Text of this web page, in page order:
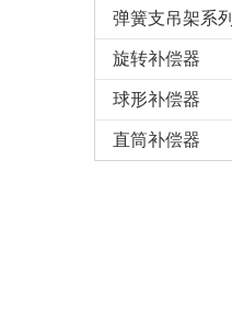
弹簧支吊架系列
旋转补偿器
球形补偿器
直筒补偿器